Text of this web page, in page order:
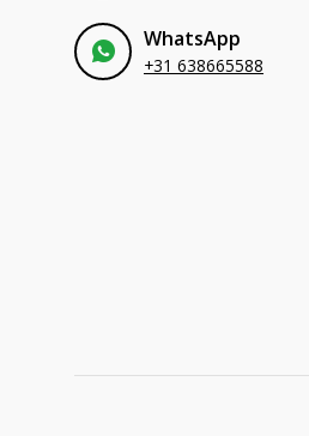
WhatsApp
+31 638665588